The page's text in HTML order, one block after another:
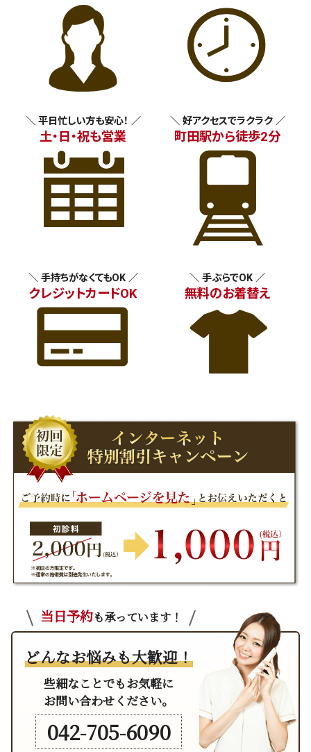
＼ 平日忙しい方も安心！ ／
土・日・祝も営業
＼ 好アクセスでラクラク ／
町田駅から徒歩2分
＼ 手持ちがなくてもOK ／
クレジットカードOK
＼ 手ぶらでOK ／
無料のお着替え
当日予約も承っています！
どんなお悩みも大歓迎！
些細なことでもお気軽に
お問い合わせください。
042-705-6090